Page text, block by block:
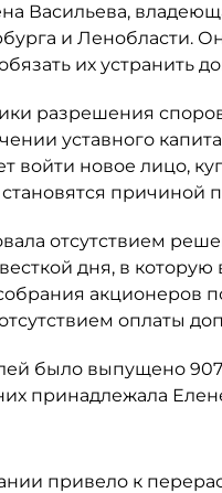
Васильева,
и Ленобласти.
их устранить
разрешения
уставного
войти новое лицо,
причиной
отсутствием
дня, в
акционеров
оплаты
было выпущено
принадлежала
привело к